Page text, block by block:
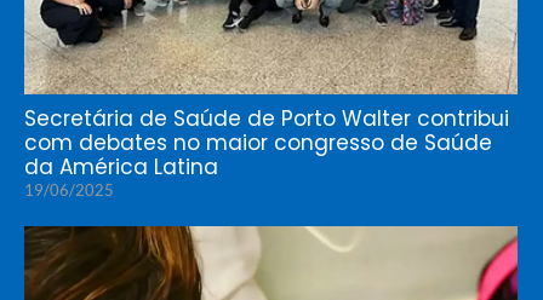
Secretária de Saúde de Porto Walter contribui
com debates no maior congresso de Saúde
da América Latina
19/06/2025